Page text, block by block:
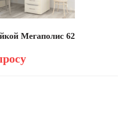
Мегаполис 62